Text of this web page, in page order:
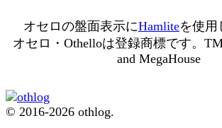
オセロの盤面表示にHamliteを使用
オセロ・Othelloは登録商標です。
and MegaHouse
© 2016-2026 othlog.